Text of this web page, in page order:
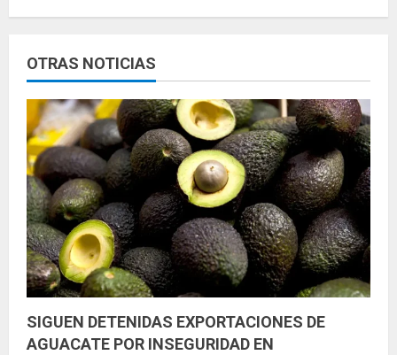
l
e
y
e
n
d
o
OTRAS NOTICIAS
SIGUEN DETENIDAS EXPORTACIONES DE
AGUACATE POR INSEGURIDAD EN